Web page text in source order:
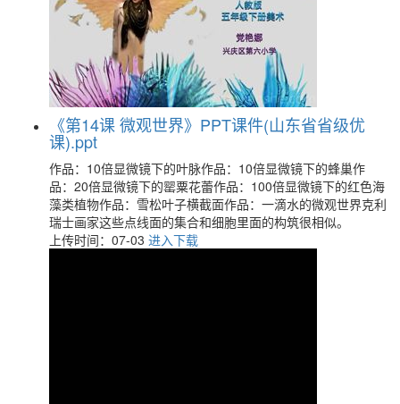
《第14课 微观世界》PPT课件(山东省省级优
课).ppt
作品：10倍显微镜下的叶脉作品：10倍显微镜下的蜂巢作
品：20倍显微镜下的罂粟花蕾作品：100倍显微镜下的红色海
藻类植物作品：雪松叶子横截面作品：一滴水的微观世界克利
瑞士画家这些点线面的集合和细胞里面的构筑很相似。
上传时间：07-03 进入下载